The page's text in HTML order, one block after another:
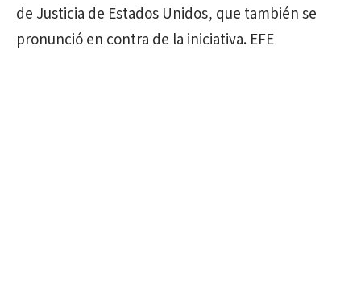
de Justicia de Estados Unidos, que también se
pronunció en contra de la iniciativa. EFE